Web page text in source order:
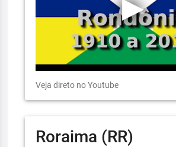
Veja direto no Youtube
Roraima (RR)